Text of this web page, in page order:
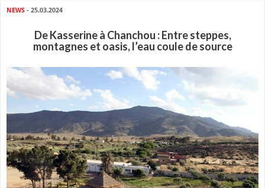
NEWS - 25.03.2024
De Kasserine à Chanchou : Entre steppes,
montagnes et oasis, l’eau coule de source